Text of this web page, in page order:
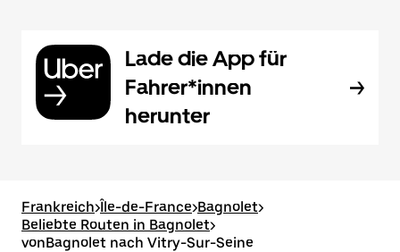
Lade die App für
Fahrer*innen
herunter
Frankreich>Île-de-France>Bagnolet>
Beliebte Routen in Bagnolet>
vonBagnolet nach Vitry-Sur-Seine